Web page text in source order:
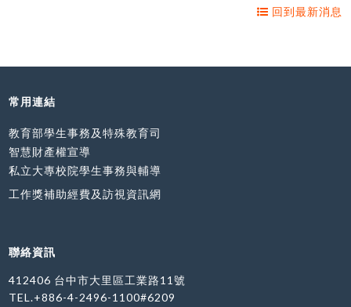
回到最新消息
常用連結
教育部學生事務及特殊教育司
智慧財產權宣導
私立大專校院學生事務與輔導
工作獎補助經費及訪視資訊網
聯絡資訊
412406 台中市大里區工業路11號
TEL.+886-4-2496-1100#6209